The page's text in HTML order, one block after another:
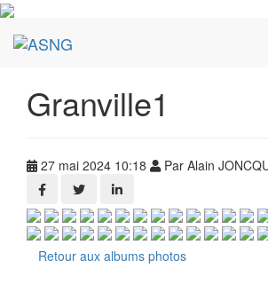
Granville1
27 mai 2024 10:18 Par Alain
Retour aux albums photos